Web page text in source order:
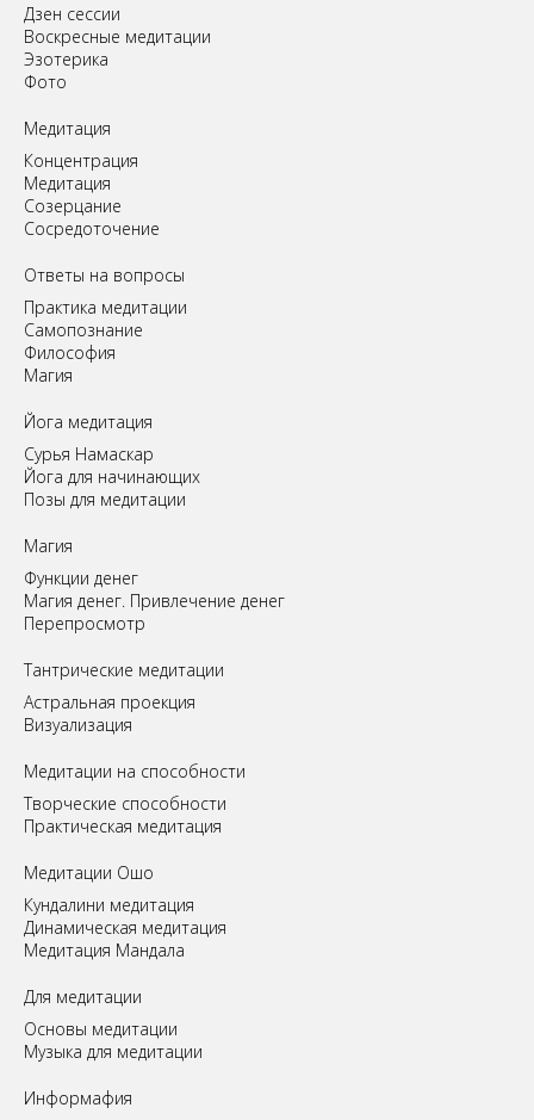
Дзен сессии
Воскресные медитации
Эзотерика
Фото
Медитация
Концентрация
Медитация
Созерцание
Сосредоточение
Ответы на вопросы
Практика медитации
Самопознание
Философия
Магия
Йога медитация
Сурья Намаскар
Йога для начинающих
Позы для медитации
Магия
Функции денег
Магия денег. Привлечение денег
Перепросмотр
Tантрические медитации
Астральная проекция
Визуализация
Медитации на способности
Творческие способности
Практическая медитация
Медитации Ошо
Кундалини медитация
Динамическая медитация
Медитация Мандала
Для медитации
Основы медитации
Музыка для медитации
Информафия